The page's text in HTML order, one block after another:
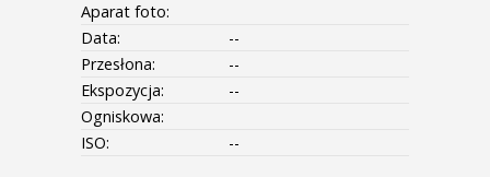
Aparat foto:
Data:
--
Przesłona:
--
Ekspozycja:
--
Ogniskowa:
ISO:
--